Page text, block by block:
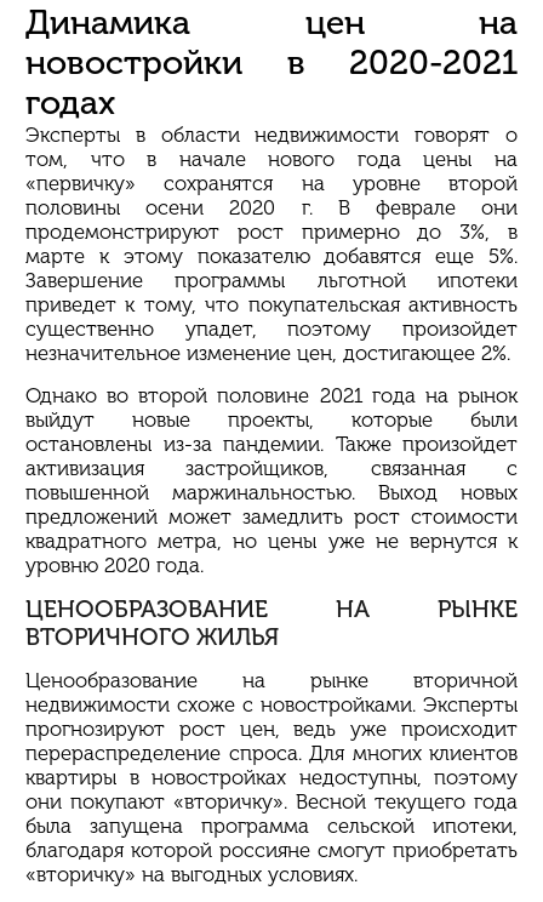
Динамика цен на
новостройки в 2020-2021
годах
Эксперты в области недвижимости говорят о
том, что в начале нового года цены на
«первичку» сохранятся на уровне второй
половины осени 2020 г. В феврале они
продемонстрируют рост примерно до 3%, в
марте к этому показателю добавятся еще 5%.
Завершение программы льготной ипотеки
приведет к тому, что покупательская активность
существенно упадет, поэтому произойдет
незначительное изменение цен, достигающее 2%.
Однако во второй половине 2021 года на рынок
выйдут новые проекты, которые были
остановлены из-за пандемии. Также произойдет
активизация застройщиков, связанная с
повышенной маржинальностью. Выход новых
предложений может замедлить рост стоимости
квадратного метра, но цены уже не вернутся к
уровню 2020 года.
ЦЕНООБРАЗОВАНИЕ НА РЫНКЕ
ВТОРИЧНОГО ЖИЛЬЯ
Ценообразование на рынке вторичной
недвижимости схоже с новостройками. Эксперты
прогнозируют рост цен, ведь уже происходит
перераспределение спроса. Для многих клиентов
квартиры в новостройках недоступны, поэтому
они покупают «вторичку». Весной текущего года
была запущена программа сельской ипотеки,
благодаря которой россияне смогут приобретать
«вторичку» на выгодных условиях.